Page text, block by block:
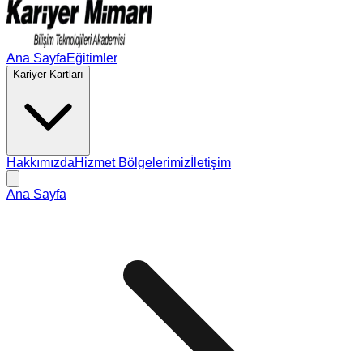
Ana SayfaEğitimler
Kariyer Kartları
HakkımızdaHizmet Bölgelerimiz İletişim
Ana Sayfa